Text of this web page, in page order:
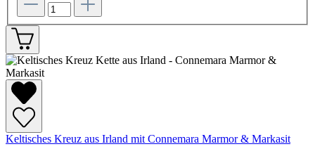
Keltisches Kreuz aus Irland mit Connemara Marmor & Markasit